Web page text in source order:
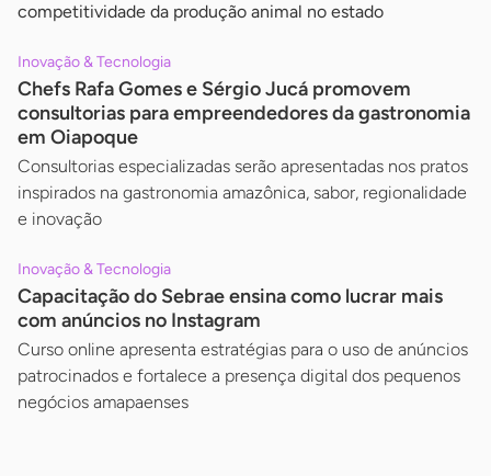
competitividade da produção animal no estado
Inovação & Tecnologia
Chefs Rafa Gomes e Sérgio Jucá promovem
consultorias para empreendedores da gastronomia
em Oiapoque
Consultorias especializadas serão apresentadas nos pratos
inspirados na gastronomia amazônica, sabor, regionalidade
e inovação
Inovação & Tecnologia
Capacitação do Sebrae ensina como lucrar mais
com anúncios no Instagram
Curso online apresenta estratégias para o uso de anúncios
patrocinados e fortalece a presença digital dos pequenos
negócios amapaenses